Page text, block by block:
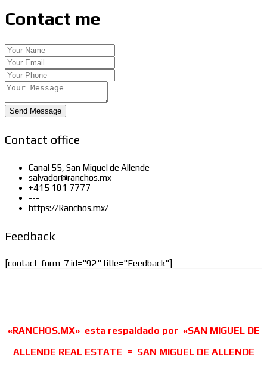
Contact me
Send Message
Contact office
Canal 55, San Miguel de Allende
salvador@ranchos.mx
+415 101 7777
---
https://Ranchos.mx/
Feedback
[contact-form-7 id="92" title="Feedback"]
«RANCHOS.MX» esta respaldado por «SAN MIGUEL DE
ALLENDE REAL ESTATE = SAN MIGUEL DE ALLENDE